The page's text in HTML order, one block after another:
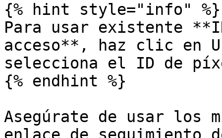
{% hint style="info" %}
Para usar existente
acceso**, haz clic en
selecciona el ID de
{% endhint %}
Asegúrate de usar los